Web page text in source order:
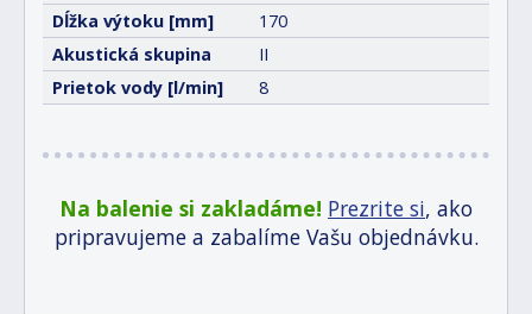
Dĺžka výtoku [mm]
170
Akustická skupina
II
Prietok vody [l/min]
8
Na balenie si zakladáme! Prezrite si, ako
pripravujeme a zabalíme Vašu objednávku.